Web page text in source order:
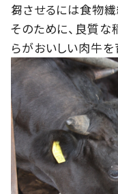
芻させるには食物繊
そのために、良質な
らがおいしい肉牛を